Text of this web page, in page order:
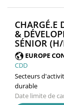
CHARGÉ.E
&
SÉNIOR
EUROPE
CDD
Secteurs
durable
Date limite de